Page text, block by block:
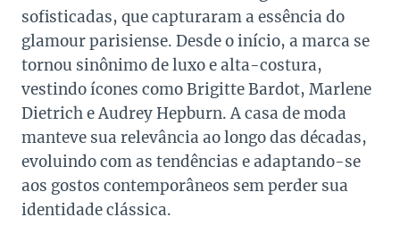
sofisticadas, que capturaram a essência do
glamour parisiense. Desde o início, a marca se
tornou sinônimo de luxo e alta-costura,
vestindo ícones como Brigitte Bardot, Marlene
Dietrich e Audrey Hepburn. A casa de moda
manteve sua relevância ao longo das décadas,
evoluindo com as tendências e adaptando-se
aos gostos contemporâneos sem perder sua
identidade clássica.